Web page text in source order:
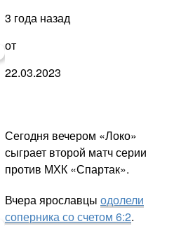
3 года назад
от
22.03.2023
Сегодня вечером «Локо»
сыграет второй матч серии
против МХК «Спартак».
Вчера ярославцы одолели
соперника со счетом 6:2.